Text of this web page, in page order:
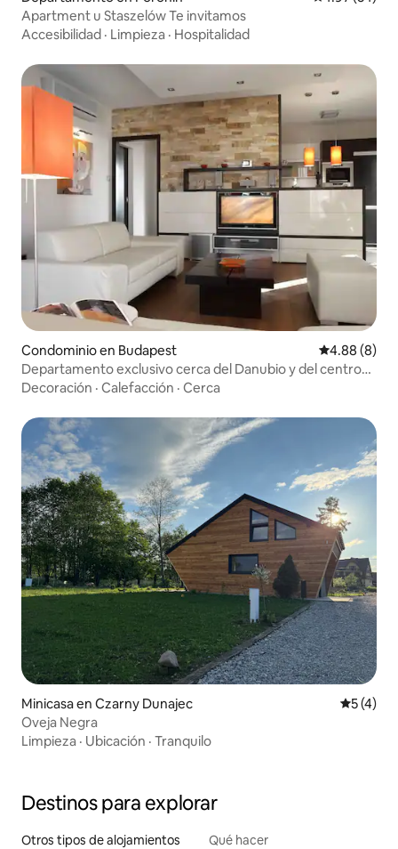
Apartment u Staszelów Te invitamos
Accesibilidad · Limpieza · Hospitalidad
Condominio en Budapest Calificación
4.88 (8)
Departamento exclusivo cerca del Danubio y del centro
de la ciudad
Decoración · Calefacción · Cerca
Minicasa en Czarny Dunajec
5 (4)
Oveja Negra
Limpieza · Ubicación · Tranquilo
Destinos para explorar
Otros tipos de alojamientos Qué hacer